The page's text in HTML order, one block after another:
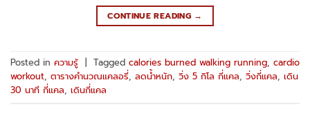
CONTINUE READING →
Posted in ความรู้ | Tagged calories burned walking running, cardio
workout, ตารางคำนวณแคลอรี่, ลดน้ำหนัก, วิ่ง 5 กิโล กี่แคล, วิ่งกี่แคล, เดิน
30 นาที กี่แคล, เดินกี่แคล